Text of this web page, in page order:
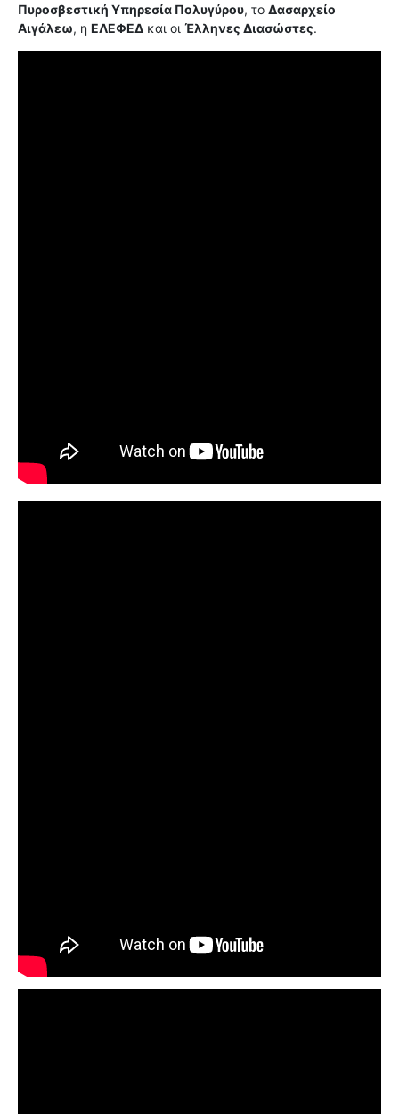
Πυροσβεστική Υπηρεσία Πολυγύρου, το Δασαρχείο
Αιγάλεω, η ΕΛΕΦΕΔ και οι Έλληνες Διασώστες.